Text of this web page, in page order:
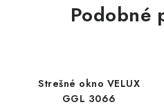
Podobné
Strešné okno VELUX
GGL 3066